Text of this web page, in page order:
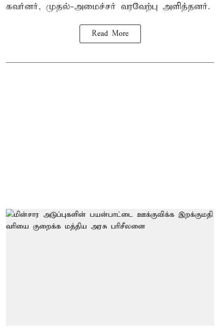
கவர்னர், முதல்-அமைச்சர் வரவேற்பு அளித்தனர்.
Read More